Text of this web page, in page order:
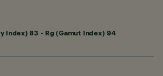
Index) 83 - Rg (Gamut Index) 94